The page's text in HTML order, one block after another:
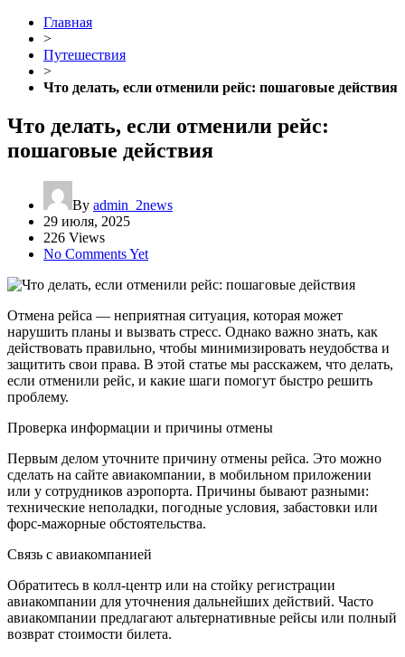
Главная
>
Путешествия
>
Что делать, если отменили рейс: пошаговые действия
Что делать, если отменили рейс:
пошаговые действия
By admin_2news
29 июля, 2025
226 Views
No Comments Yet
Отмена рейса — неприятная ситуация, которая может
нарушить планы и вызвать стресс. Однако важно знать, как
действовать правильно, чтобы минимизировать неудобства и
защитить свои права. В этой статье мы расскажем, что делать,
если отменили рейс, и какие шаги помогут быстро решить
проблему.
Проверка информации и причины отмены
Первым делом уточните причину отмены рейса. Это можно
сделать на сайте авиакомпании, в мобильном приложении
или у сотрудников аэропорта. Причины бывают разными:
технические неполадки, погодные условия, забастовки или
форс-мажорные обстоятельства.
Связь с авиакомпанией
Обратитесь в колл-центр или на стойку регистрации
авиакомпании для уточнения дальнейших действий. Часто
авиакомпании предлагают альтернативные рейсы или полный
возврат стоимости билета.